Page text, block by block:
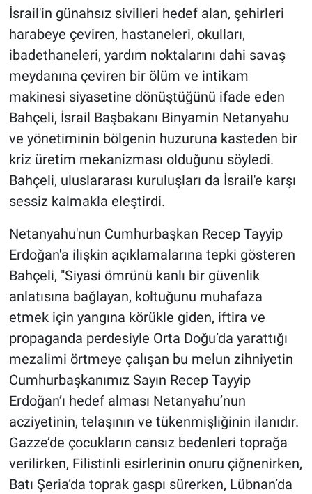
İsrail'in günahsız sivilleri hedef alan, şehirleri
harabeye çeviren, hastaneleri, okulları,
ibadethaneleri, yardım noktalarını dahi savaş
meydanına çeviren bir ölüm ve intikam
makinesi siyasetine dönüştüğünü ifade eden
Bahçeli, İsrail Başbakanı Binyamin Netanyahu
ve yönetiminin bölgenin huzuruna kasteden bir
kriz üretim mekanizması olduğunu söyledi.
Bahçeli, uluslararası kuruluşları da İsrail'e karşı
sessiz kalmakla eleştirdi.
Netanyahu'nun Cumhurbaşkan Recep Tayyip
Erdoğan'a ilişkin açıklamalarına tepki gösteren
Bahçeli, "Siyasi ömrünü kanlı bir güvenlik
anlatısına bağlayan, koltuğunu muhafaza
etmek için yangına körükle giden, iftira ve
propaganda perdesiyle Orta Doğu’da yarattığı
mezalimi örtmeye çalışan bu melun zihniyetin
Cumhurbaşkanımız Sayın Recep Tayyip
Erdoğan’ı hedef alması Netanyahu’nun
acziyetinin, telaşının ve tükenmişliğinin ilanıdır.
Gazze’de çocukların cansız bedenleri toprağa
verilirken, Filistinli esirlerinin onuru çiğnenirken,
Batı Şeria’da toprak gaspı sürerken, Lübnan’da